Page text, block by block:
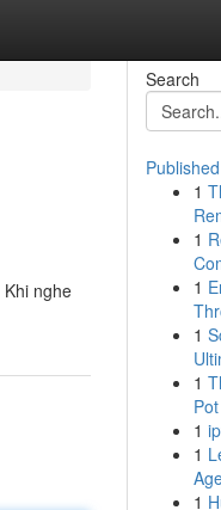
nghe
Search
1
1
1
1
1
1
1
1